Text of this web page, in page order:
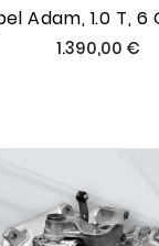
Adam, 1.0 T, 6
1.390,00 €